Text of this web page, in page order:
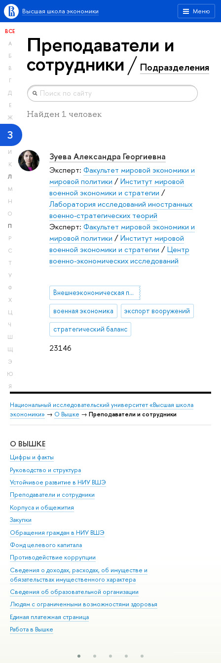
Меню
Высшая школа экономики
ВСЕ
А
Б
В
Г
Д
Е
Ж
З
И
К
Л
М
Н
О
П
Р
С
Т
У
Ф
Х
Ц
Ч
Ш
Щ
Э
Ю
Я
Преподаватели и
сотрудники Подразделения
Найден 1 человек
23146
Зуева Александра Георгиевна
Эксперт: Факультет мировой экономики и
мировой политики /Институт мировой
военной экономики и стратегии /
Лаборатория исследований иностранных
военно-стратегических теорий
Эксперт: Факультет мировой экономики и
мировой политики /Институт мировой
военной экономики и стратегии /Центр
военно-экономических исследований
Внешнеэкономическая политика Республики Корея
военная экономика экспорт вооружений
стратегический баланс
Национальный исследовательский университет «Высшая школа
экономики» → О Вышке → Преподаватели и сотрудники
О ВЫШКЕ
Цифры и факты
Руководство и структура
Устойчивое развитие в НИУ ВШЭ
Преподаватели и сотрудники
Корпуса и общежития
Закупки
Обращения граждан в НИУ ВШЭ
Фонд целевого капитала
Противодействие коррупции
Сведения о доходах, расходах, об имуществе и
обязательствах имущественного характера
Сведения об образовательной организации
Людям с ограниченными возможностями здоровья
Единая платежная страница
Работа в Вышке